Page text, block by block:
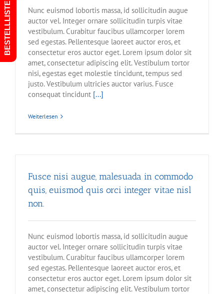
Nunc euismod lobortis massa, id sollicitudin augue
auctor vel. Integer ornare sollicitudin turpis vitae
vestibulum. Curabitur faucibus ullamcorper lorem
sed egestas. Pellentesque laoreet auctor eros, et
consectetur eros auctor eget. Lorem ipsum dolor sit
amet, consectetur adipiscing elit. Vestibulum tortor
nisi, egestas eget molestie tincidunt, tempus sed
justo. Vestibulum ultricies auctor varius. Fusce
consequat tincidunt [...]
Weiterlesen
Fusce nisi augue, malesuada in commodo
quis, euismod quis orci integer vitae nisl
non.
Nunc euismod lobortis massa, id sollicitudin augue
auctor vel. Integer ornare sollicitudin turpis vitae
vestibulum. Curabitur faucibus ullamcorper lorem
sed egestas. Pellentesque laoreet auctor eros, et
consectetur eros auctor eget. Lorem ipsum dolor sit
amet, consectetur adipiscing elit. Vestibulum tortor
BESTELLLISTE